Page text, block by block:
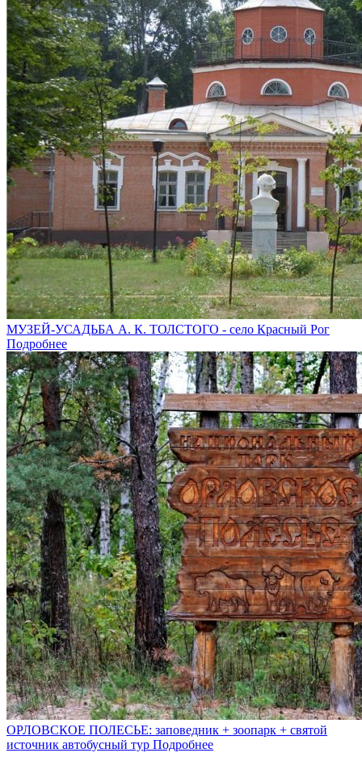
МУЗЕЙ-УСАДЬБА А. К. ТОЛСТОГО - село Красный Рог
Подробнее
ОРЛОВСКОЕ ПОЛЕСЬЕ: заповедник + зоопарк + святой
источник автобусный тур Подробнее